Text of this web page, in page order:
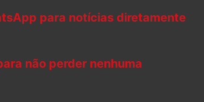
para notícias diretamente
não perder nenhuma